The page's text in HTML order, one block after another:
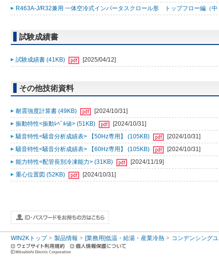
R463A-J/R32兼用 一体空冷式インバータスクロール形 トップフロー編（
試験成績書
試験成績書 (41KB) [2025/04/12]
その他技術資料
耐震強度計算書 (49KB)
[2024/10/31]
振動特性<振動ﾚﾍﾞﾙ値> (51KB)
[2024/10/31]
騒音特性<騒音分析成績表> 【50Hz専用】 (105KB)
[2024/10/31]
騒音特性<騒音分析成績表> 【60Hz専用】 (105KB)
[2024/10/31]
能力特性<配管長別冷凍能力> (31KB)
[2024/11/19]
重心位置図 (52KB)
[2024/10/31]
WIN2Kトップ 製品情報 [業務用]低温・給湯・産業冷熱 コンデンシング